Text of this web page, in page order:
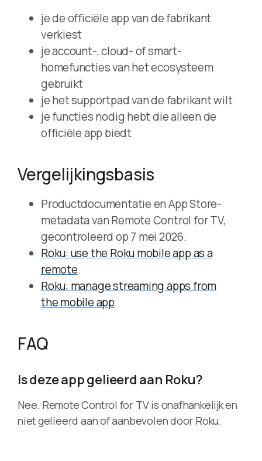
je de officiële app van de fabrikant
verkiest
je account-, cloud- of smart-
homefuncties van het ecosysteem
gebruikt
je het supportpad van de fabrikant wilt
je functies nodig hebt die alleen de
officiële app biedt
Vergelijkingsbasis
Productdocumentatie en App Store-
metadata van Remote Control for TV,
gecontroleerd op 7 mei 2026.
Roku: use the Roku mobile app as a
remote.
Roku: manage streaming apps from
the mobile app.
FAQ
Is deze app gelieerd aan Roku?
Nee. Remote Control for TV is onafhankelijk en
niet gelieerd aan of aanbevolen door Roku.